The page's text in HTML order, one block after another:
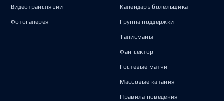
Видеотрансляции
Фотогалерея
Календарь болельщика
Группа поддержки
Талисманы
Фан-сектор
Гостевые матчи
Массовые катания
Правила поведения